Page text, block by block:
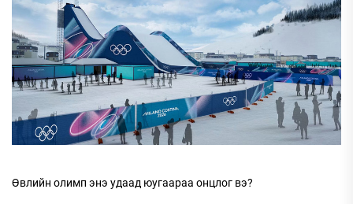
Өвлийн олимп энэ удаад юугаараа онцлог вэ?